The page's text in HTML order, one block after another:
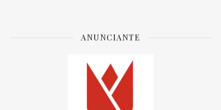
ANUNCIANTE